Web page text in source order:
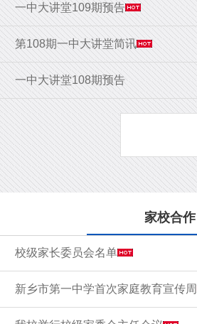
一中大讲堂109期预告
第108期一中大讲堂简讯
一中大讲堂108期预告
家校合作
校级家长委员会名单
新乡市第一中学首次家庭教育宣传周